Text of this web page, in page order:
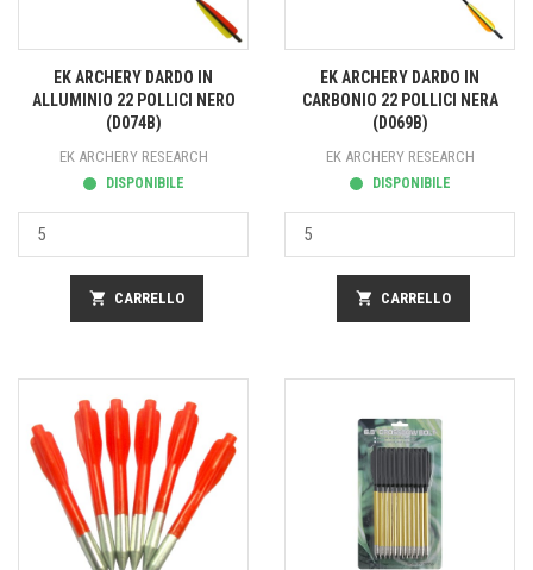
EK ARCHERY DARDO IN
ALLUMINIO 22 POLLICI NERO
(D074B)
EK ARCHERY RESEARCH
DISPONIBILE
shopping_cart CARRELLO
EK ARCHERY DARDO IN
CARBONIO 22 POLLICI NERA
(D069B)
EK ARCHERY RESEARCH
DISPONIBILE
shopping_cart CARRELLO